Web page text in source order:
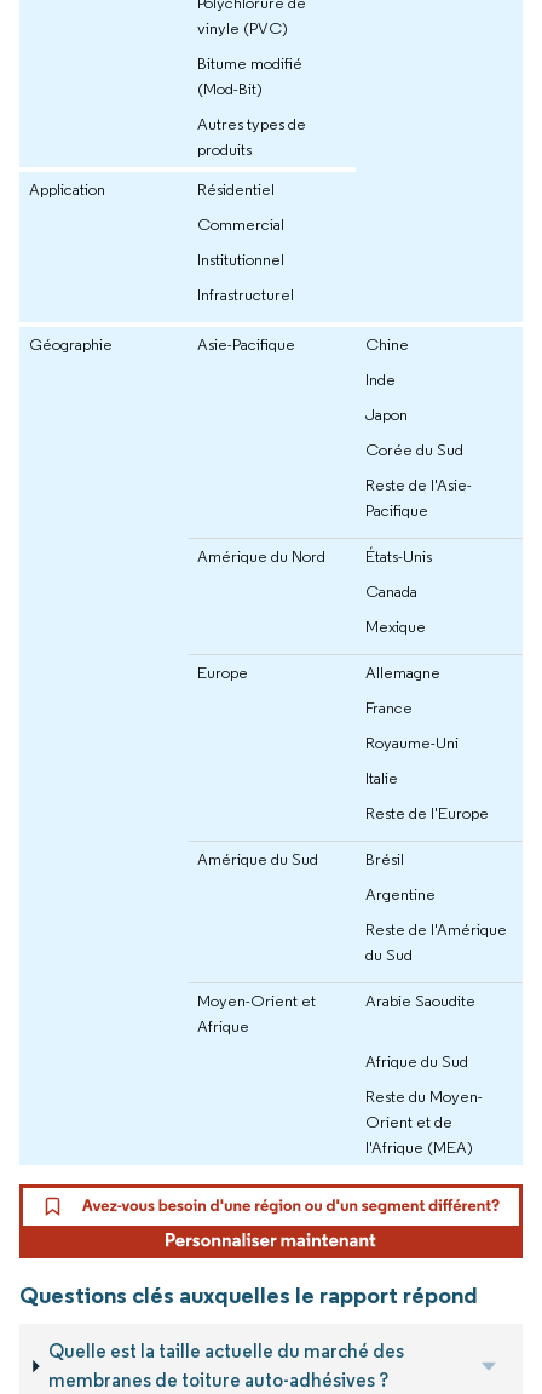
vinyle (PVC)
Bitume modifié
(Mod-Bit)
Autres types de
produits
Application
Résidentiel
Commercial
Institutionnel
Infrastructurel
Géographie Asie-Pacifique
Chine
Inde
Japon
Corée du Sud
Reste de l'Asie-
Pacifique
Amérique du Nord
États-Unis
Canada
Mexique
Europe
Allemagne
France
Royaume-Uni
Italie
Reste de l'Europe
Amérique du Sud
Brésil
Argentine
Reste de l'Amérique
du Sud
Moyen-Orient et
Afrique
Arabie Saoudite
Afrique du Sud
Reste du Moyen-
Orient et de
l'Afrique (MEA)
Questions clés auxquelles le rapport répond
Quelle est la taille actuelle du marché des
membranes de toiture auto-adhésives ?